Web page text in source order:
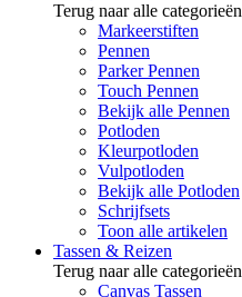
Terug naar alle categorieën
Markeerstiften
Pennen
Parker Pennen
Touch Pennen
Bekijk alle Pennen
Potloden
Kleurpotloden
Vulpotloden
Bekijk alle Potloden
Schrijfsets
Toon alle artikelen
Tassen & Reizen
Terug naar alle categorieën
Canvas Tassen